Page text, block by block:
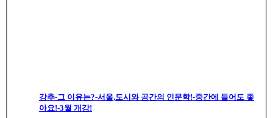
강추-그 이유는?-서울,도시와 공간의 인문학!-중간에 들어도 좋
아요!-3월 개강!